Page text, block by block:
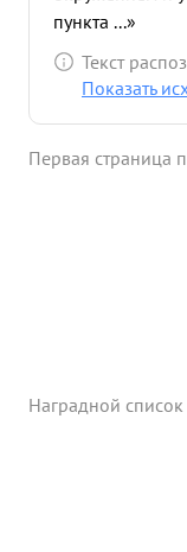
пункта ...»
Текст
Показать
Первая страница
Наградной список